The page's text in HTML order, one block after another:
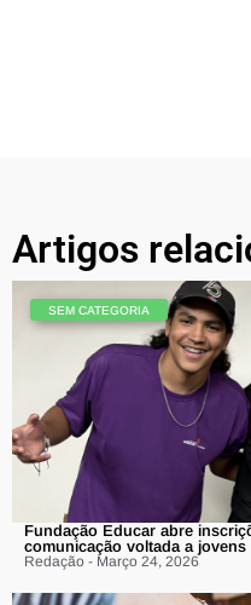
Artigos
SEM CATEGORIA
Fundação Educar abre
comunicação voltada a jovens
Redação - Março 24, 2026